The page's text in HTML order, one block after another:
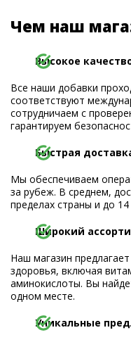
Чем наш
Высокое
Все наши добавки
соответствуют
сотрудничаем с
гарантируем
Быстрая
Мы обеспечиваем
за рубеж. В среднем,
пределах страны и до
Широкий
Наш магазин
здоровья, включая
аминокислоты. Вы
одном месте.
Уникальные